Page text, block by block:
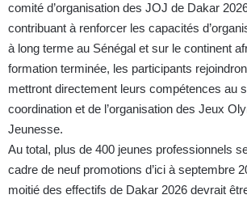
comité d’organisation des JOJ de Dakar
contribuant à renforcer les capacités
à long terme au Sénégal et sur le continent
formation terminée, les participants
mettront directement leurs compétences au
coordination et de l’organisation des Jeux
Jeunesse.
Au total, plus de 400 jeunes professionnels
cadre de neuf promotions d’ici à septembre
moitié des effectifs de Dakar 2026 devrait